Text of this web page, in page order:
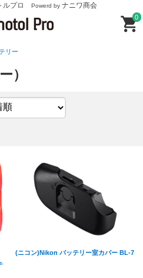
ルプロ Powerd by ナニワ商会
0
リー
）
(ニコン)Nikon バッテリー室カバー BL-7